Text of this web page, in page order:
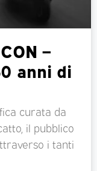
–
anni di
curata da
il pubblico
i tanti